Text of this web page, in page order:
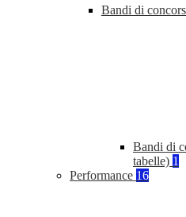
Bandi di
Bandi di
tabelle) 1
Performance 16